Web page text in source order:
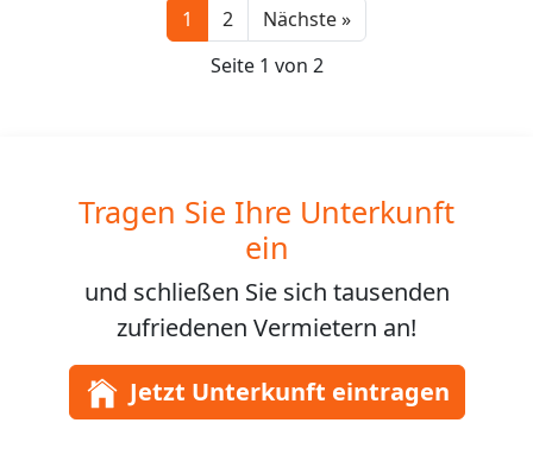
1 2 Nächste »Next
Seite 1 von 2
Tragen Sie Ihre Unterkunft
ein
und schließen Sie sich tausenden
zufriedenen Vermietern an!
Jetzt Unterkunft eintragen